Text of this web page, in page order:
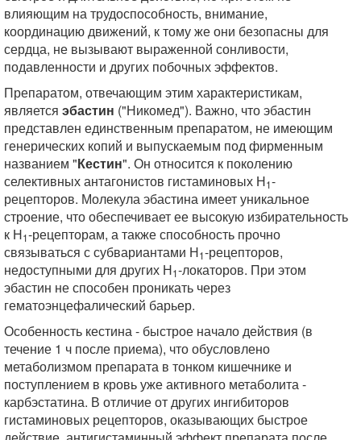
влияющим на трудоспособность, внимание,
координацию движений, к тому же они безопасны для
сердца, не вызывают выраженной сонливости,
подавленности и других побочных эффектов.
Препаратом, отвечающим этим характеристикам,
является эбастин ("Никомед"). Важно, что эбастин
представлен единственным препаратом, не имеющим
генерических копий и выпускаемым под фирменным
названием "Кестин". Он относится к поколению
селективных антагонистов гистаминовых Н1-
рецепторов. Молекула эбастина имеет уникальное
строение, что обеспечивает ее высокую избирательность
к Н1-рецепторам, а также способность прочно
связываться с субвариантами Н1-рецепторов,
недоступными для других Н1-локаторов. При этом
эбастин не способен проникать через
гематоэнцефалический барьер.
Особенность кестина - быстрое начало действия (в
течение 1 ч после приема), что обусловлено
метаболизмом препарата в тонком кишечнике и
поступлением в кровь уже активного метаболита -
карбэстатина. В отличие от других ингибиторов
гистаминовых рецепторов, оказывающих быстрое